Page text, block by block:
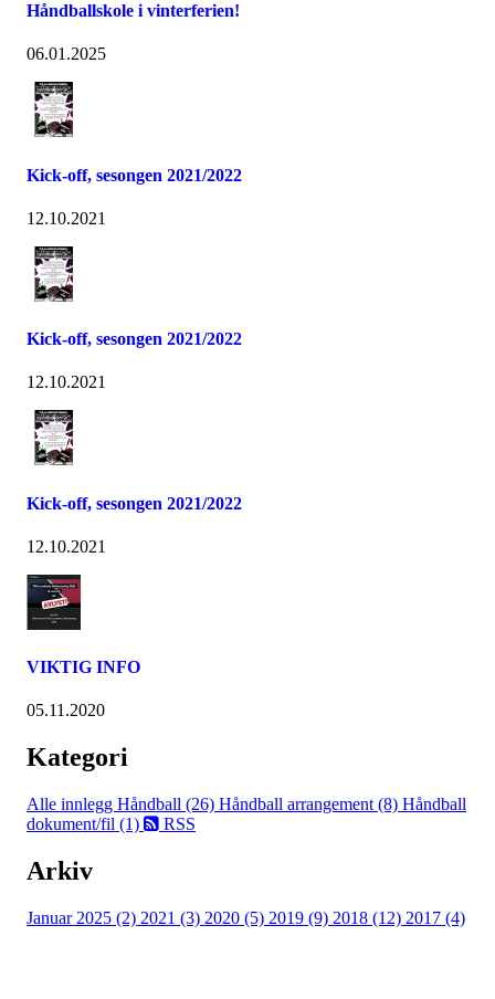
Håndballskole i vinterferien!
06.01.2025
Kick-off, sesongen 2021/2022
12.10.2021
Kick-off, sesongen 2021/2022
12.10.2021
Kick-off, sesongen 2021/2022
12.10.2021
VIKTIG INFO
05.11.2020
Kategori
Alle innlegg Håndball (26) Håndball arrangement (8) Håndball
dokument/fil (1)
RSS
Arkiv
Januar 2025 (2) 2021 (3) 2020 (5) 2019 (9) 2018 (12) 2017 (4)